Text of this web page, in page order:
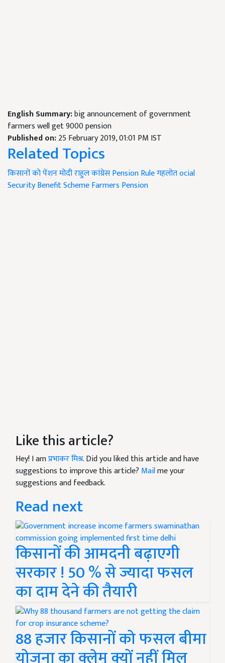
English Summary:big announcement of government
farmers well get 9000 pension
Published on:25 February 2019, 01:01 PM IST
Related Topics
किसानों को पेंशनमोदीराहुलकांग्रेसPension Ruleगहलोतocial
Security Benefit SchemeFarmers Pension
Like this article?
Hey! I amप्रभाकर मिश्र. Did you liked this article and have
suggestions to improve this article? Mailme your
suggestions and feedback.
Read next
किसानों की आमदनी बढ़ाएगी
सरकार ! 50 % से ज्यादा फसल
का दाम देने की तैयारी
88 हजार किसानों को फसल बीमा